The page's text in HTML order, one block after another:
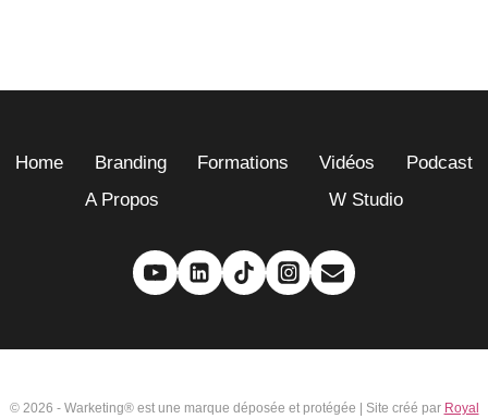
Home Branding Formations Vidéos
Podcast
A Propos
W Studio
© 2026 - Warketing® est une marque déposée et protégée | Site créé par Royal